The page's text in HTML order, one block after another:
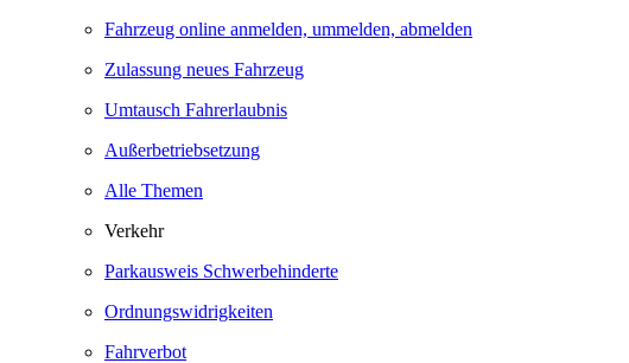
Fahrzeug online anmelden, ummelden, abmelden
Zulassung neues Fahrzeug
Umtausch Fahrerlaubnis
Außerbetriebsetzung
Alle Themen
Verkehr
Parkausweis Schwerbehinderte
Ordnungswidrigkeiten
Fahrverbot